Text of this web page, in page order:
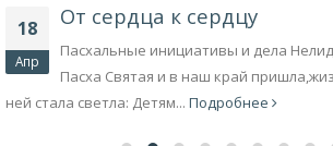
18
Апр
От сердца к сердцу
Пасхальные инициативы и дела
Пасха Святая и в наш край
ней стала светла: Детям... Подробнее